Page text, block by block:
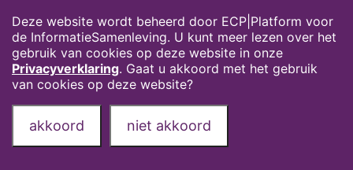
“Het is ontroerend als angst verandert in trots”.
met Bernice Wessel, adviseur leren en ontwikkelen bij
ouderenzorgorganisatie IJsselheem.
Privacyverklaring
Over deze website
Onze partners
Contact
Deze website wordt beheerd door ECP|Platform voor
de InformatieSamenleving. U kunt meer lezen over het
gebruik van cookies op deze website in onze
Privacyverklaring. Gaat u akkoord met het gebruik
van cookies op deze website?
akkoord niet akkoord